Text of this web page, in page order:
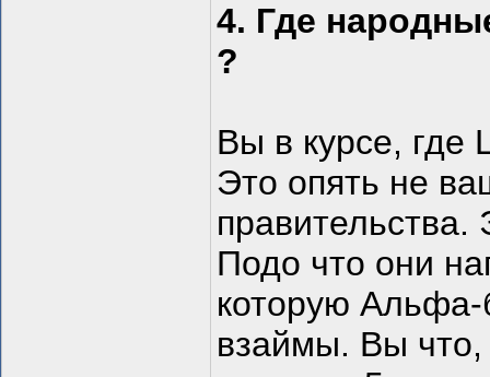
4. Где
?
Вы в курсе, где
Это опять не
Подо что они
которую Альфа-
взаймы. Вы что,